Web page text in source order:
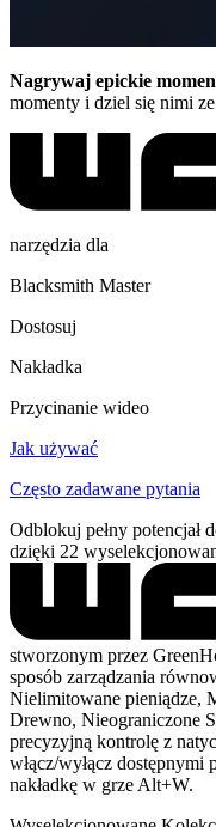
Nagrywaj epickie
momenty i dziel się nimi
narzędzia dla
Blacksmith Master
Dostosuj
Nakładka
Przycinanie wideo
Jak używać
Często zadawane pytania
Odblokuj pełny potencjał
dzięki 22
stworzonym przez
sposób zarządzania
Nielimitowane pieniądze,
Drewno, Nieograniczone
precyzyjną kontrolę z
włącz/wyłącz
nakładkę w grze Alt+W.